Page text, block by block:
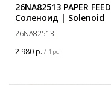
26NA82513 PAPER FEED
Соленоид | Solenoid
26NA82513
2 980р. / 1 pc